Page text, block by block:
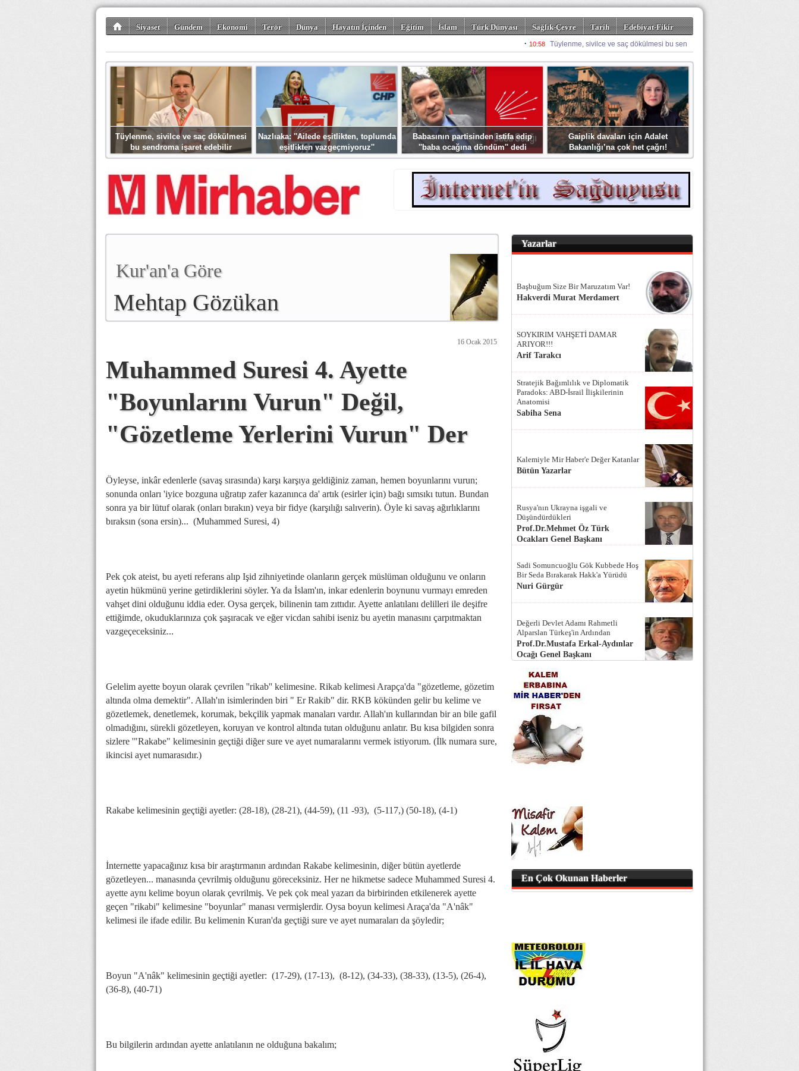
Siyaset Gündem Ekonomi Terör Dünya Hayatın İçinden Eğitim İslam Türk Dünyası Sağlık-Çevre Tarih
Edebiyat-Fikir
Tüylenme, sivilce ve saç dökülmesi
bu sendroma işaret edebilir
Nazlıaka: ''Ailede eşitlikten, toplumda
eşitlikten vazgeçmiyoruz''
Babasının partisinden istifa edip
''baba ocağına döndüm'' dedi
Gaiplik davaları için Adalet
Bakanlığı’na çok net çağrı!
Kur'an'a Göre
Mehtap Gözükan
16 Ocak 2015
Muhammed Suresi 4. Ayette
"Boyunlarını Vurun" Değil,
"Gözetleme Yerlerini Vurun" Der
Öyleyse, inkâr edenlerle (savaş sırasında) karşı karşıya geldiğiniz zaman, hemen boyunlarını vurun;
sonunda onları 'iyice bozguna uğratıp zafer kazanınca da' artık (esirler için) bağı sımsıkı tutun. Bundan
sonra ya bir lütuf olarak (onları bırakın) veya bir fidye (karşılığı salıverin). Öyle ki savaş ağırlıklarını
bıraksın (sona ersin)... (Muhammed Suresi, 4)
Pek çok ateist, bu ayeti referans alıp Işid zihniyetinde olanların gerçek müslüman olduğunu ve onların
ayetin hükmünü yerine getirdiklerini söyler. Ya da İslam'ın, inkar edenlerin boynunu vurmayı emreden
vahşet dini olduğunu iddia eder. Oysa gerçek, bilinenin tam zıttıdır. Ayette anlatılanı delilleri ile deşifre
ettiğimde, okuduklarınıza çok şaşıracak ve eğer vicdan sahibi iseniz bu ayetin manasını çarpıtmaktan
vazgeçeceksiniz...
Gelelim ayette boyun olarak çevrilen ''rikab'' kelimesine. Rikab kelimesi Arapça'da "gözetleme, gözetim
altında olma demektir". Allah'ın isimlerinden biri " Er Rakib" dir. RKB kökünden gelir bu kelime ve
gözetlemek, denetlemek, korumak, bekçilik yapmak manaları vardır. Allah'ın kullarından bir an bile gafil
olmadığını, sürekli gözetleyen, koruyan ve kontrol altında tutan olduğunu anlatır. Bu kısa bilgiden sonra
sizlere '"Rakabe" kelimesinin geçtiği diğer sure ve ayet numaralarını vermek istiyorum. (İlk numara sure,
ikincisi ayet numarasıdır.)
Rakabe kelimesinin geçtiği ayetler: (28-18), (28-21), (44-59), (11 -93), (5-117,) (50-18), (4-1)
İnternette yapacağınız kısa bir araştırmanın ardından Rakabe kelimesinin, diğer bütün ayetlerde
gözetleyen... manasında çevrilmiş olduğunu göreceksiniz. Her ne hikmetse sadece Muhammed Suresi 4.
ayette aynı kelime boyun olarak çevrilmiş. Ve pek çok meal yazarı da birbirinden etkilenerek ayette
geçen "rikabi" kelimesine "boyunlar" manası vermişlerdir. Oysa boyun kelimesi Araça'da "A'nâk"
kelimesi ile ifade edilir. Bu kelimenin Kuran'da geçtiği sure ve ayet numaraları da şöyledir;
Boyun "A'nâk" kelimesinin geçtiği ayetler: (17-29), (17-13), (8-12), (34-33), (38-33), (13-5), (26-4),
(36-8), (40-71)
Bu bilgilerin ardından ayette anlatılanın ne olduğuna bakalım;
Yazarlar
Başbuğum Size Bir Maruzatım Var!
Hakverdi Murat Merdamert
SOYKIRIM VAHŞETİ DAMAR
ARIYOR!!!
Arif Tarakcı
Stratejik Bağımlılık ve Diplomatik
Paradoks: ABD-İsrail İlişkilerinin
Anatomisi
Sabiha Sena
Kalemiyle Mir Haber'e Değer Katanlar
Bütün Yazarlar
Rusya'nın Ukrayna işgali ve
Düşündürdükleri
Prof.Dr.Mehmet Öz Türk
Ocakları Genel Başkanı
Sadi Somuncuoğlu Gök Kubbede Hoş
Bir Seda Bırakarak Hakk'a Yürüdü
Nuri Gürgür
Değerli Devlet Adamı Rahmetli
Alparslan Türkeş'in Ardından
Prof.Dr.Mustafa Erkal-Aydınlar
Ocağı Genel Başkanı
En Çok Okunan Haberler